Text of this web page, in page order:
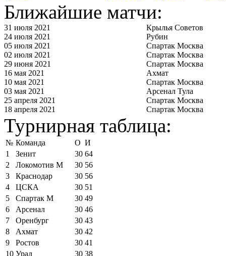
Ближайшие матчи:
31 июля 2021
Крылья Советов
24 июля 2021
Рубин
05 июля 2021
Спартак Москва
02 июля 2021
Спартак Москва
29 июня 2021
Спартак Москва
16 мая 2021
Ахмат
10 мая 2021
Спартак Москва
03 мая 2021
Арсенал Тула
25 апреля 2021
Спартак Москва
18 апреля 2021
Спартак Москва
Турнирная таблица:
№ Команда О И
1
Зенит 30 64
2
Локомотив М 30 56
3
Краснодар 30 56
4
ЦСКА 30 51
5
Спартак М 30 49
6
Арсенал 30 46
7
Оренбург 30 43
8
Ахмат 30 42
9
Ростов 30 41
10 Урал 30 38